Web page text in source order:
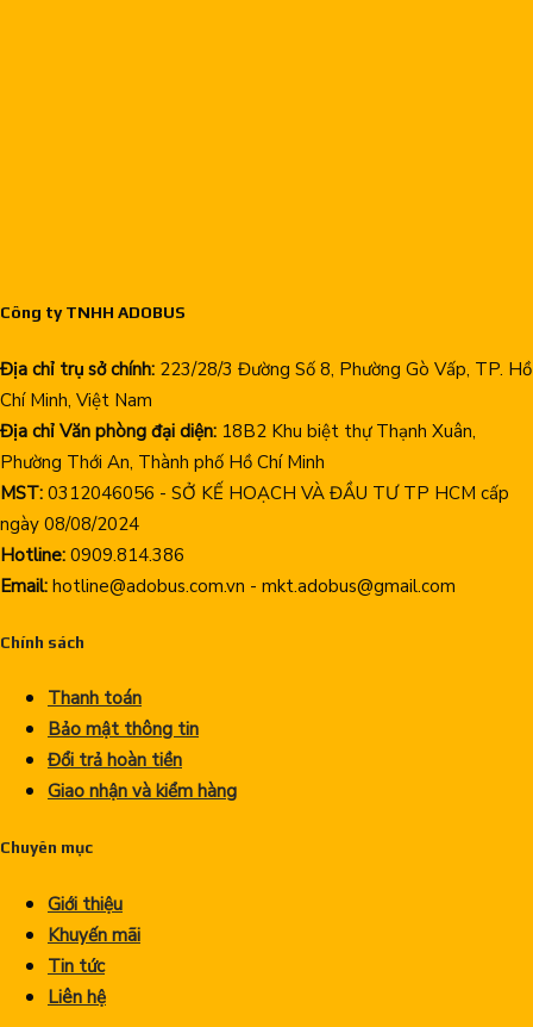
Công ty TNHH ADOBUS
Địa chỉ trụ sở chính: 223/28/3 Đường Số 8, Phường Gò Vấp, TP. Hồ
Chí Minh, Việt Nam
Địa chỉ Văn phòng đại diện: 18B2 Khu biệt thự Thạnh Xuân,
Phường Thới An, Thành phố Hồ Chí Minh
MST: 0312046056 - SỞ KẾ HOẠCH VÀ ĐẦU TƯ TP HCM cấp
ngày 08/08/2024
Hotline: 0909.814.386
Email: hotline@adobus.com.vn - mkt.adobus@gmail.com
Chính sách
Thanh toán
Bảo mật thông tin
Đổi trả hoàn tiền
Giao nhận và kiểm hàng
Chuyên mục
Giới thiệu
Khuyến mãi
Tin tức
Liên hệ